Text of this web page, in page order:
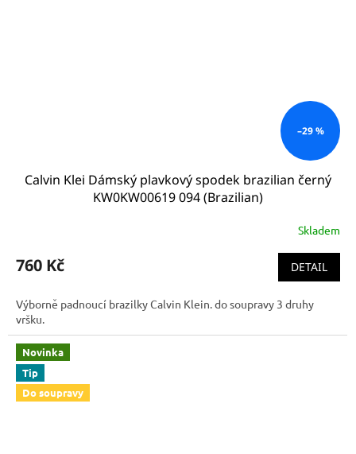
–29 %
Calvin Klei Dámský plavkový spodek brazilian černý
KW0KW00619 094 (Brazilian)
Skladem
760 Kč DETAIL
Výborně padnoucí brazilky Calvin Klein. do soupravy 3 druhy
vršku.
Novinka
Tip
Do soupravy